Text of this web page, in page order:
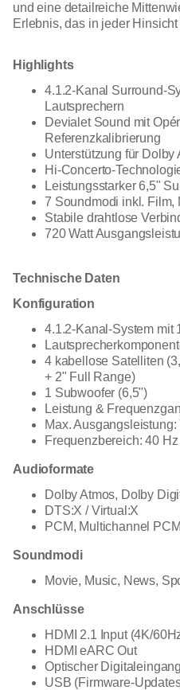
und eine detailreiche
Erlebnis, das in jeder Hinsicht
Highlights
4.1.2-Kanal Surround-
Lautsprechern
Devialet Sound mit
Referenzkalibrierung
Unterstützung für Dolby
Hi-Concerto-
Leistungsstarker 6,5"
7 Soundmodi inkl. Film,
Stabile drahtlose
720 Watt
Technische Daten
Konfiguration
4.1.2-Kanal-System mit
4 kabellose Satelliten
+ 2" Full Range)
1 Subwoofer (6,5")
Leistung &
Max. Ausgangsleistung:
Frequenzbereich: 40
Audioformate
Dolby Atmos, Dolby
DTS:X / Virtual:X
PCM, Multichannel
Soundmodi
Movie, Music, News,
Anschlüsse
HDMI 2.1 Input (4K/
HDMI eARC Out
Optischer Digitaleingang
USB (Firmware-